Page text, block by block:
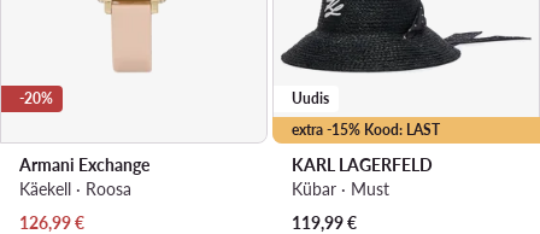
-20%
Armani Exchange
Käekell · Roosa
Praegune hind
126,99€
extra -15% Kood: LAST
Uudis
KARL LAGERFELD
Kübar · Must
119,99€